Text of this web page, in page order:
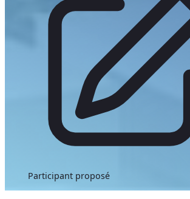
Participant proposé